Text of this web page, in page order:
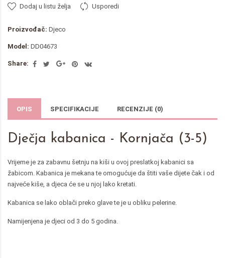
Dodaj u listu želja Usporedi
Proizvođač: Djeco
Model: DD04673
Share:
OPIS SPECIFIKACIJE RECENZIJE (0)
Dječja kabanica - Kornjača (3-5)
Vrijeme je za zabavnu šetnju na kiši u ovoj preslatkoj kabanici sa
žabicom. Kabanica je mekana te omogućuje da štiti vaše dijete čak i od
najveće kiše, a djeca će se u njoj lako kretati.
Kabanica se lako oblači preko glave te je u obliku pelerine.
Namijenjena je djeci od 3 do 5 godina.